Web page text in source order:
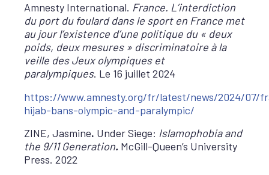
Amnesty International. France. L’interdiction
du port du foulard dans le sport en France met
au jour l’existence d’une politique du « deux
poids, deux mesures » discriminatoire à la
veille des Jeux olympiques et
paralympiques. Le 16 juillet 2024
https://www.amnesty.org/fr/latest/news/2024/07/
hijab-bans-olympic-and-paralympic/
ZINE, Jasmine. Under Siege: Islamophobia and
the 9/11 Generation. McGill-Queen’s University
Press. 2022